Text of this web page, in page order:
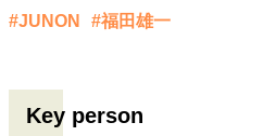
#JUNON
#福田雄一
Key person